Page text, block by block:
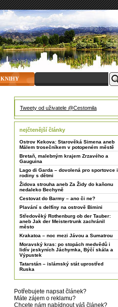
KNIHY
Tweety od uživatele @Cestomila
nejčtenější články
Ostrov Kekova: Starověká Simena aneb
Málem trosečníkem v potopeném městě
Bretaň, malebným krajem Zrzavého a
Gauguina
Lago di Garda – dovolená pro sportovce i
rodiny s dětmi
Židova strouha aneb Za Židy do kaňonu
nedaleko Bechyně
Cestovat do Barmy – ano či ne?
Plavání s delfíny na ostrově Bimini
Středověký Rothenburg ob der Tauber:
aneb Jak der Meistertrunk zachránil
město
Krakatoa – noc mezi Jávou a Sumatrou
Moravský kras: po stopách medvědů i
lidív jeskyních Jáchymka, Býčí skála a
Výpustek
Tatarstán – islámský stát uprostřed
Ruska
Potřebujete napsat článek?
Máte zájem o reklamu?
Chcete nám nabídnout váš článek?